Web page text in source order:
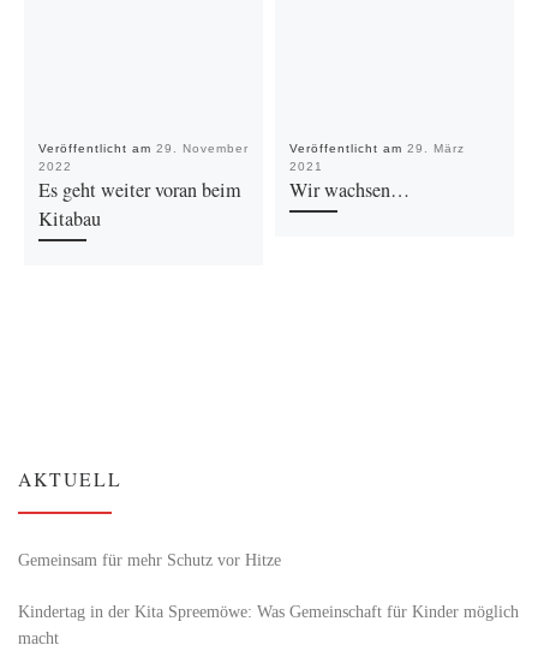
Veröffentlicht am 29. November
2022
Es geht weiter voran beim
Kitabau
Veröffentlicht am 29. März
2021
Wir wachsen…
AKTUELL
Gemeinsam für mehr Schutz vor Hitze
Kindertag in der Kita Spreemöwe: Was Gemeinschaft für Kinder möglich
macht